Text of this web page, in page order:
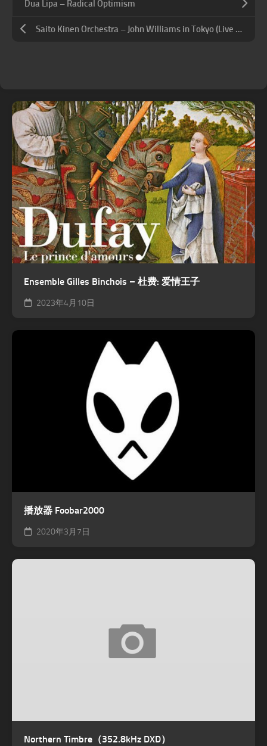
Dua Lipa – Radical Optimism
Saito Kinen Orchestra – John Williams in Tokyo (Live at Suntory Hall, Tokyo 2023) (2024) [24B-96kHz]
Ensemble Gilles Binchois – 杜费: 爱情王子
2023年4月10日
播放器 Foobar2000
2020年3月7日
Northern Timbre（352.8kHz DXD）